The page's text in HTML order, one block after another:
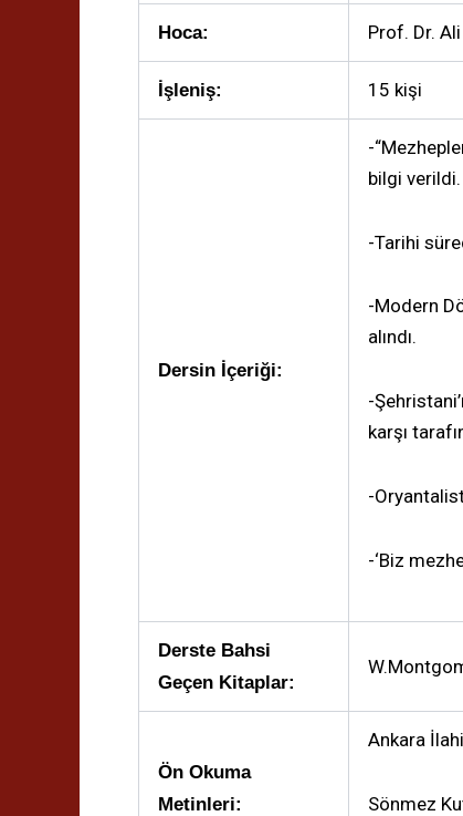
Hoca: Prof. Dr. Ali
İşleniş: 15 kişi
Dersin İçeriği:
-
bilgi verildi.
-Tarihi
-Modern
alındı.
-
karşı
-
-‘Biz
Derste Bahsi
Geçen Kitaplar:
Ön Okuma
Metinleri:
Ankara
Sönmez